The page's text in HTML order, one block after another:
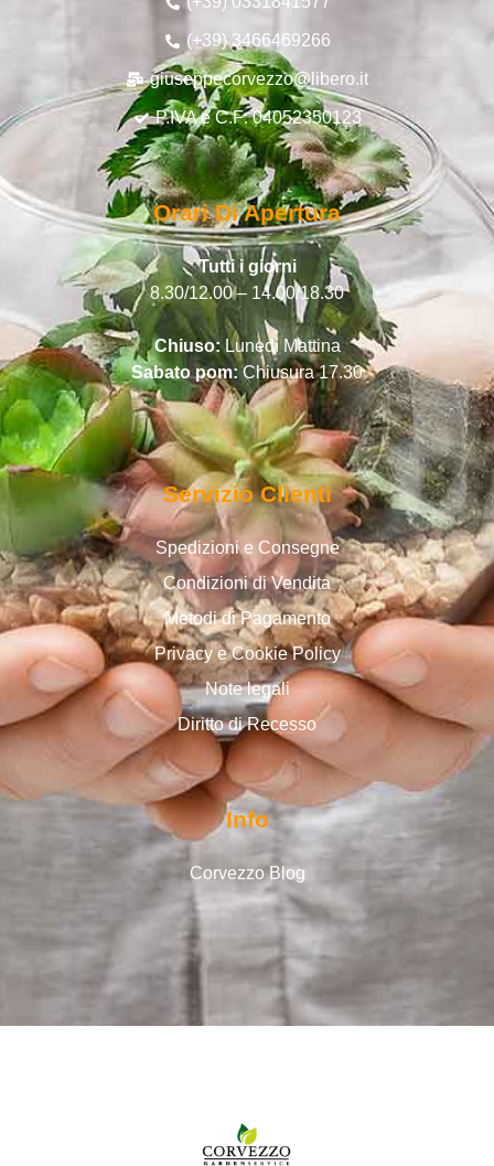
(+39) 3466469266
giuseppecorvezzo@libero.it
P.IVA e C.F: 04052350123
Orari Di Apertura
Tutti i giorni
8.30/12.00 – 14.00/18.30
Chiuso:Lunedì Mattina
Sabato pom:Chiusura 17.30
Servizio Clienti
Spedizioni e Consegne
Condizioni di Vendita
Metodi di Pagamento
Privacy e Cookie Policy
Note legali
Diritto di Recesso
Info
Corvezzo Blog